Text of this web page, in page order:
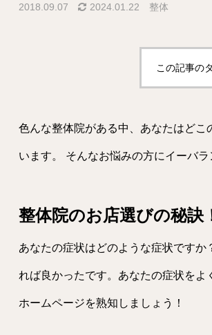
2018.09.07 2024.01.22 整体
この記事の
色んな整体院がある中、あなたはど
います。 そんなお悩みの方にイーバ
整体院のお店選びの秘訣
あなたの症状はどのような症状です
れば良かったです。あなたの症状を
ホームページを熟知しましょう！